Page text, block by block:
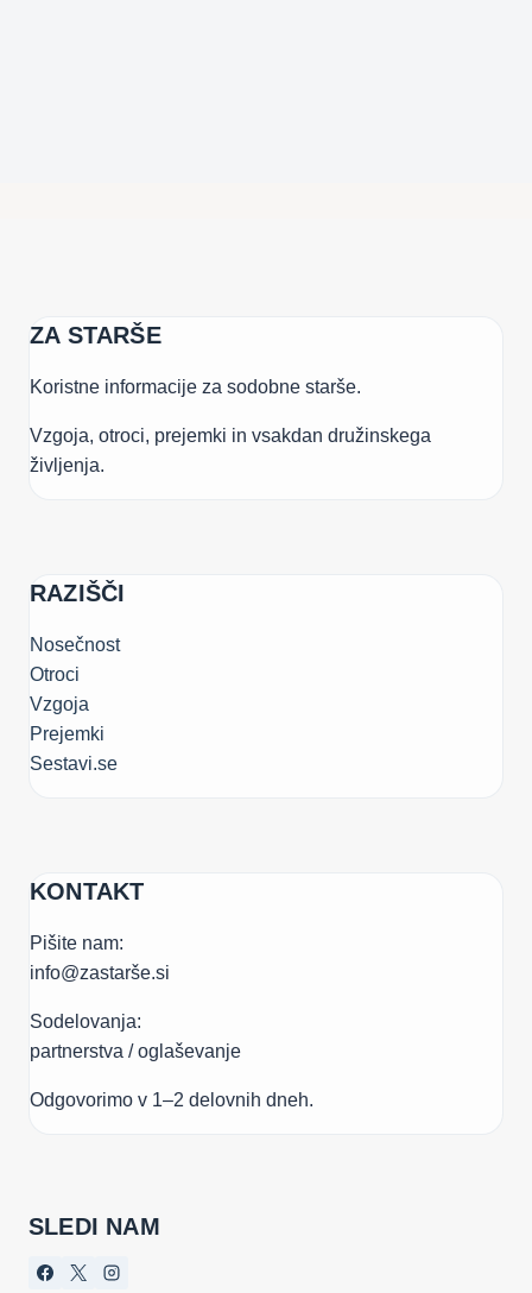
ZA STARŠE
Koristne informacije za sodobne starše.
Vzgoja, otroci, prejemki in vsakdan družinskega
življenja.
RAZIŠČI
Nosečnost
Otroci
Vzgoja
Prejemki
Sestavi.se
KONTAKT
Pišite nam:
info@zastarše.si
Sodelovanja:
partnerstva / oglaševanje
Odgovorimo v 1–2 delovnih dneh.
SLEDI NAM